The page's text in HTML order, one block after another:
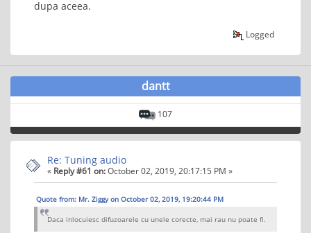
dupa aceea.
Logged
dantt
107
Re: Tuning audio
« Reply #61 on:October 02, 2019, 20:17:15 PM »
Quote from: Mr. Ziggy on October 02, 2019, 19:20:44 PM
Daca inlocuiesc difuzoarele cu unele corecte, mai rau nu poate fi.